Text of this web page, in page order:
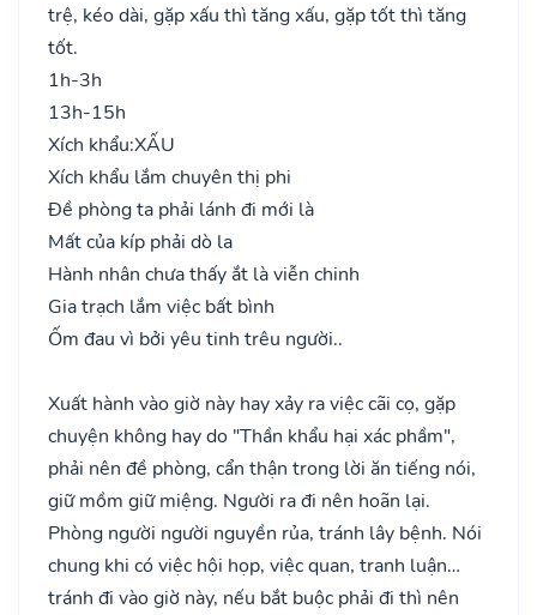
trệ, kéo dài, gặp xấu thì tăng xấu, gặp tốt thì tăng
tốt.
1h-3h
13h-15h
Xích khẩu:XẤU
Xích khẩu lắm chuyên thị phi
Đề phòng ta phải lánh đi mới là
Mất của kíp phải dò la
Hành nhân chưa thấy ắt là viễn chinh
Gia trạch lắm việc bất bình
Ốm đau vì bởi yêu tinh trêu người..
Xuất hành vào giờ này hay xảy ra việc cãi cọ, gặp
chuyện không hay do "Thần khẩu hại xác phầm",
phải nên đề phòng, cẩn thận trong lời ăn tiếng nói,
giữ mồm giữ miệng. Người ra đi nên hoãn lại.
Phòng người người nguyền rủa, tránh lây bệnh. Nói
chung khi có việc hội họp, việc quan, tranh luận…
tránh đi vào giờ này, nếu bắt buộc phải đi thì nên